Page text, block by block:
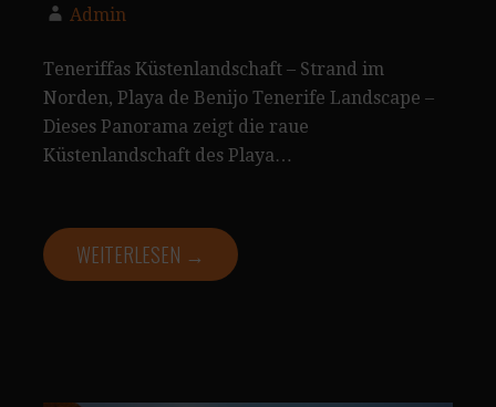
Admin
Teneriffas Küstenlandschaft – Strand im
Norden, Playa de Benijo Tenerife Landscape –
Dieses Panorama zeigt die raue
Küstenlandschaft des Playa…
WEITERLESEN →